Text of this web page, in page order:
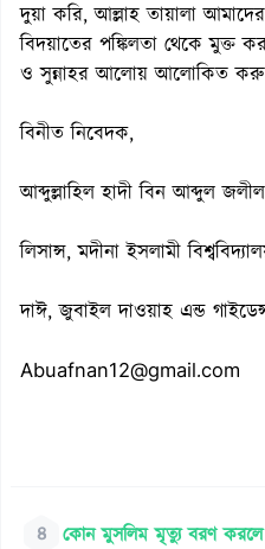
দুয়া করি, আল্লাহ তায়ালা
বিদয়াতের পঙ্কিলতা থেকে মুক্ত
ও সুন্নাহর আলোয় আলোকিত
বিনীত নিবেদক,
আব্দুল্লাহিল হাদী বিন আব্দুল জলীল
লিসান্স, মদীনা ইসলামী
দাঈ, জুবাইল দাওয়াহ এন্ড
Abuafnan12@gmail.com
৪ কোন মুসলিম মৃত্যু বরণ করলে